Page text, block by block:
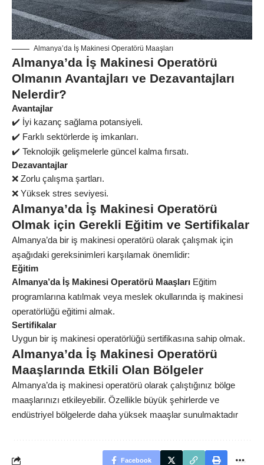
Almanya’da İş Makinesi Operatörü Maaşları
Almanya’da İş Makinesi Operatörü
Olmanın Avantajları ve Dezavantajları
Nelerdir?
Avantajlar
✔️ İyi kazanç sağlama potansiyeli.
✔️ Farklı sektörlerde iş imkanları.
✔️ Teknolojik gelişmelerle güncel kalma fırsatı.
Dezavantajlar
❌ Zorlu çalışma şartları.
❌ Yüksek stres seviyesi.
Almanya’da İş Makinesi Operatörü
Olmak için Gerekli Eğitim ve Sertifikalar
Almanya’da bir iş makinesi operatörü olarak çalışmak için
aşağıdaki gereksinimleri karşılamak önemlidir:
Eğitim
Almanya’da İş Makinesi Operatörü Maaşları Eğitim
programlarına katılmak veya meslek okullarında iş makinesi
operatörlüğü eğitimi almak.
Sertifikalar
Uygun bir iş makinesi operatörlüğü sertifikasına sahip olmak.
Almanya’da İş Makinesi Operatörü
Maaşlarında Etkili Olan Bölgeler
Almanya’da iş makinesi operatörü olarak çalıştığınız bölge
maaşlarınızı etkileyebilir. Özellikle büyük şehirlerde ve
endüstriyel bölgelerde daha yüksek maaşlar sunulmaktadır
Facebook